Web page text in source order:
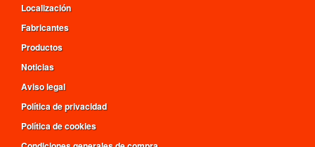
Localización
Fabricantes
Productos
Noticias
Aviso legal
Política de privacidad
Política de cookies